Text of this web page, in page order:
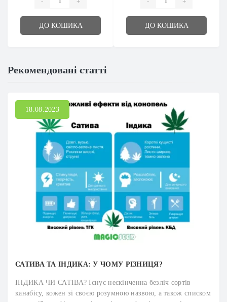
ДО КОШИКА ДО КОШИКА
Рекомендовані статті
18.08.2023
САТИВА ТА ІНДИКА: У ЧОМУ РІЗНИЦЯ?
ІНДИКА ЧИ САТІВА? Існує нескінченна безліч сортів
канабісу, кожен зі своєю розумною назвою, а також списком